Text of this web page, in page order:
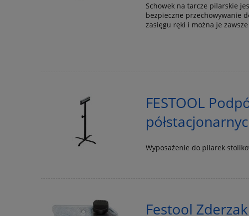
Schowek na tarcze pilarskie
bezpieczne przechowywanie
zasięgu ręki i można je
FESTOOL
Wyposażenie do pilarek
Festool